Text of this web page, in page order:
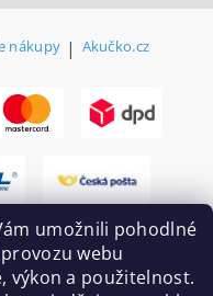
nákupy | Akučko.cz
umožnili pohodlné
webu
výkon a použitelnost.